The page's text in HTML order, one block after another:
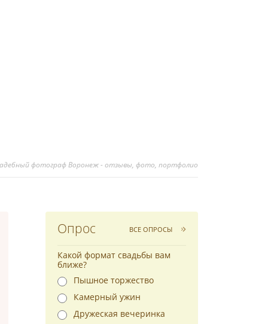
фотограф Воронеж - отзывы, фото, портфолио
Опрос ВСЕ ОПРОСЫ
Какой формат свадьбы вам
ближе?
Пышное торжество
Камерный ужин
Дружеская вечеринка